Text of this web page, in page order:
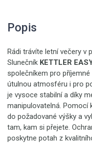
Popis
Rádi trávíte letní večery v
Slunečník KETTLER
společníkem pro
útulnou atmosféru i pro
je vysoce stabilní a díky
manipulovatelná. Pomocí
do požadované výšky a
tam, kam si přejete.
poskytne potah z